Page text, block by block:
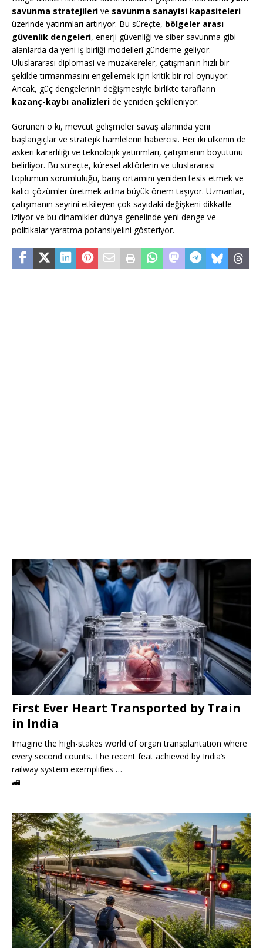
savunma stratejileri ve savunma sanayisi kapasiteleri
üzerinde yatırımları artırıyor. Bu süreçte, bölgeler arası
güvenlik dengeleri, enerji güvenliği ve siber savunma gibi
alanlarda da yeni iş birliği modelleri gündeme geliyor.
Uluslararası diplomasi ve müzakereler, çatışmanın hızlı bir
şekilde tırmanmasını engellemek için kritik bir rol oynuyor.
Ancak, güç dengelerinin değişmesiyle birlikte tarafların
kazanç-kaybı analizleri de yeniden şekilleniyor.
Görünen o ki, mevcut gelişmeler savaş alanında yeni
başlangıçlar ve stratejik hamlelerin habercisi. Her iki ülkenin de
askeri kararlılığı ve teknolojik yatırımları, çatışmanın boyutunu
belirliyor. Bu süreçte, küresel aktörlerin ve uluslararası
toplumun sorumluluğu, barış ortamını yeniden tesis etmek ve
kalıcı çözümler üretmek adına büyük önem taşıyor. Uzmanlar,
çatışmanın seyrini etkileyen çok sayıdaki değişkeni dikkatle
izliyor ve bu dinamikler dünya genelinde yeni denge ve
politikalar yaratma potansiyelini gösteriyor.
First Ever Heart Transported by Train
in India
Imagine the high-stakes world of organ transplantation where
every second counts. The recent feat achieved by India’s
railway system exemplifies …
🚄